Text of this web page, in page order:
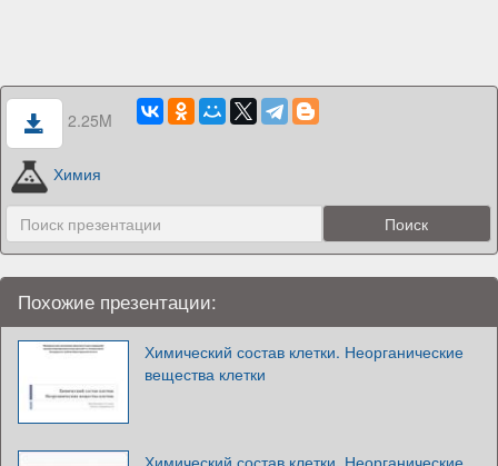
2.25M
Химия
Похожие презентации:
Химический состав клетки. Неорганические
вещества клетки
Химический состав клетки. Неорганические